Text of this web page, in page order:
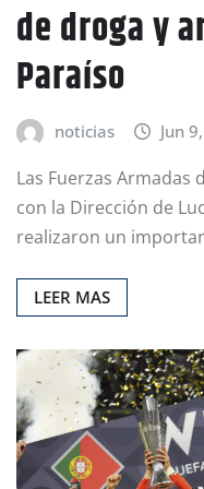
de droga y
Paraíso
noticias Jun
Las Fuerzas
con la Dirección de
realizaron un
LEER MAS